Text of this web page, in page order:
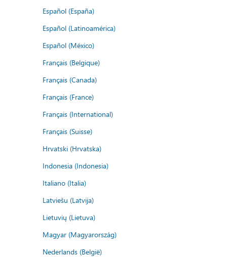
Español (España)
Español (Latinoamérica)
Español (México)
Français (Belgique)
Français (Canada)
Français (France)
Français (International)
Français (Suisse)
Hrvatski (Hrvatska)
Indonesia (Indonesia)
Italiano (Italia)
Latviešu (Latvija)
Lietuvių (Lietuva)
Magyar (Magyarország)
Nederlands (België)